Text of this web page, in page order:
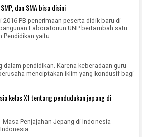
dan SMA bisa disini
2016 PB penerimaan peserta didik baru di
Laboratoriun UNP bertambah satu
yaitu ...
dalam pendidikan. Karena keberadaan guru
menciptakan iklim yang kondusif bagi
kelas X1 tentang pendudukan jepang di
Jepang di Indonesia